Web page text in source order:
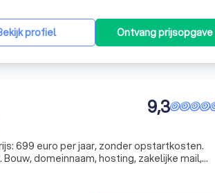
profiel
Ontvang prijsopgave
9,3
699 euro per jaar, zonder opstartkosten.
domeinnaam, hosting, zakelijke mail,
in die ene jaarformule. Geen losse